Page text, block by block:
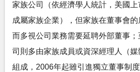
家族公司（依經濟學人統計，美國
成屬家族企業），但家族在董事會的
而多視公司業務需要延聘外部董事
司則多由家族成員或資深經理人（媒
組成，2006年起雖引進獨立董事制